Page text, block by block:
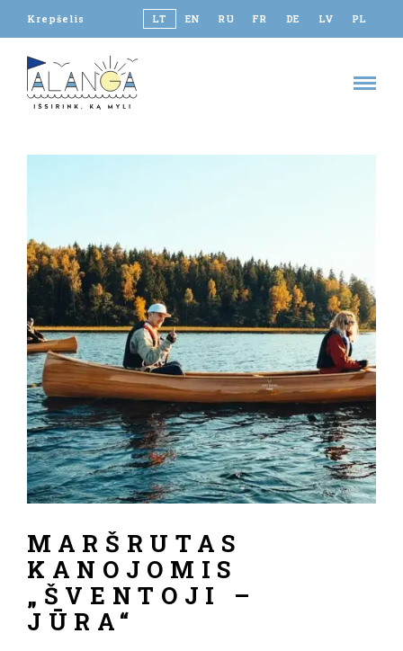
Krepšelis LT EN RU FR DE LV PL
MARŠRUTAS
KANOJOMIS
„ŠVENTOJI –
JŪRA“